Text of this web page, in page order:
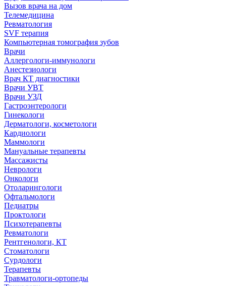
Вызов врача на дом
Телемедицина
Ревматология
SVF терапия
Компьютерная томография зубов
Врачи
Аллергологи-иммунологи
Анестезиологи
Врач КТ диагностики
Врачи УВТ
Врачи УЗД
Гастроэнтерологи
Гинекологи
Дерматологи, косметологи
Кардиологи
Маммологи
Мануальные терапевты
Массажисты
Неврологи
Онкологи
Отоларингологи
Офтальмологи
Педиатры
Проктологи
Психотерапевты
Ревматологи
Рентгенологи, КТ
Стоматологи
Сурдологи
Терапевты
Травматологи-ортопеды